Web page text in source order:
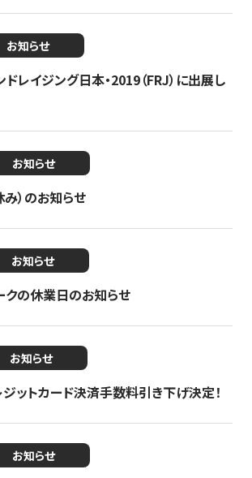
お知らせ
ドレイジング日本・2019（FRJ）に出展し
お知らせ
）のお知らせ
お知らせ
クの休業日のお知らせ
お知らせ
ットカード決済手数料引き下げ決定！
お知らせ